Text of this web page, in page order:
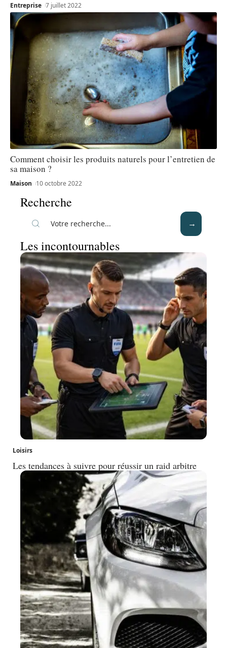
Entreprise 7 juillet 2022
Comment choisir les produits naturels pour l’entretien de
sa maison ?
Maison 10 octobre 2022
Recherche
Les incontournables
Loisirs
Les tendances à suivre pour réussir un raid arbitre